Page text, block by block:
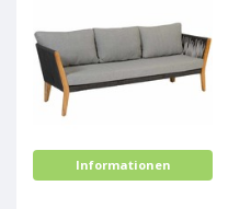
Informationen